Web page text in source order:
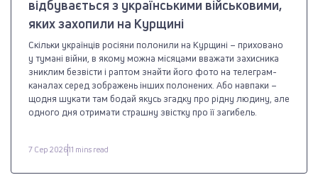
відбувається з українськими військовими,
яких захопили на Курщині
Скільки українців росіяни полонили на Курщині – приховано
у тумані війни, в якому можна місяцами вважати захисника
зниклим безвісти і раптом знайти його фото на телеграм-
каналах серед зображень інших полонених. Або навпаки –
щодня шукати там бодай якусь згадку про рідну людину, але
одного дня отримати страшну звістку про її загибель.
7 Сер 202611 mins read